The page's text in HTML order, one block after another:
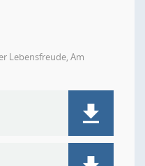
Lebensfreude, Am